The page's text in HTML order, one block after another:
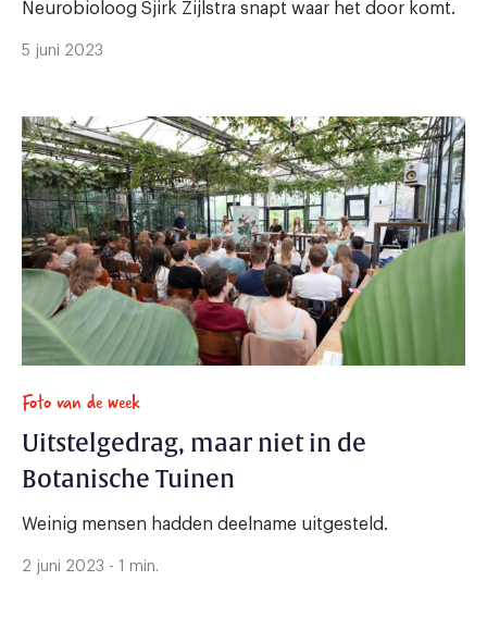
Neurobioloog Sjirk Zijlstra snapt waar het door komt.
5 juni 2023
Foto van de week
Uitstelgedrag, maar niet in de
Botanische Tuinen
Weinig mensen hadden deelname uitgesteld.
2 juni 2023 - 1 min.